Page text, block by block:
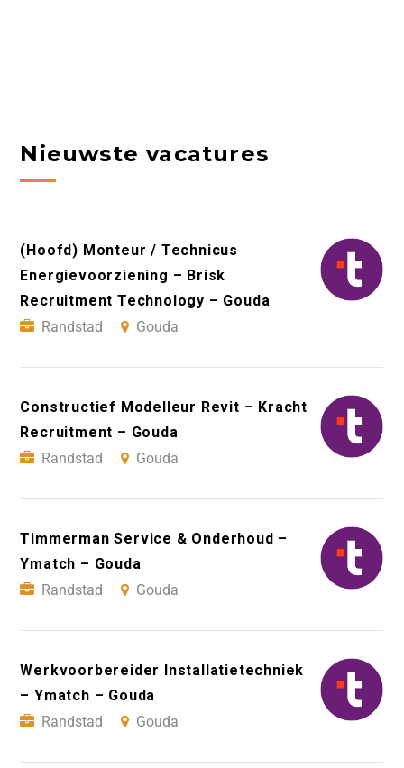
Nieuwste vacatures
(Hoofd) Monteur / Technicus
Energievoorziening – Brisk
Recruitment Technology – Gouda
Randstad
Gouda
Constructief Modelleur Revit – Kracht
Recruitment – Gouda
Randstad
Gouda
Timmerman Service & Onderhoud –
Ymatch – Gouda
Randstad
Gouda
Werkvoorbereider Installatietechniek
– Ymatch – Gouda
Randstad
Gouda